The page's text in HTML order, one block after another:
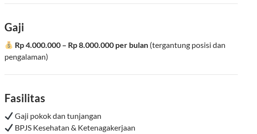
Gaji
Rp 4.000.000 – Rp 8.000.000 per bulan (tergantung posisi dan
pengalaman)
Fasilitas
Gaji pokok dan tunjangan
BPJS Kesehatan & Ketenagakerjaan